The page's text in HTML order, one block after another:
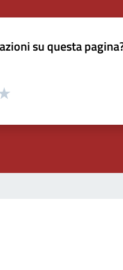
su questa